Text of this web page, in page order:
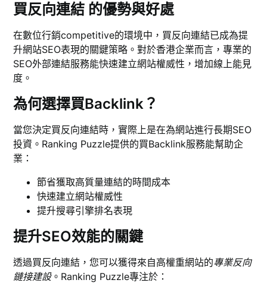
買反向連結 的優勢與好處
在數位行銷competitive的環境中，買反向連結已成為提
升網站SEO表現的關鍵策略。對於香港企業而言，專業的
SEO外部連結服務能快速建立網站權威性，增加線上能見
度。
為何選擇買Backlink？
當您決定買反向連結時，實際上是在為網站進行長期SEO
投資。Ranking Puzzle提供的買Backlink服務能幫助企
業：
節省獲取高質量連結的時間成本
快速建立網站權威性
提升搜尋引擎排名表現
提升SEO效能的關鍵
透過買反向連結，您可以獲得來自高權重網站的專業反向
鏈接建設。Ranking Puzzle專注於：